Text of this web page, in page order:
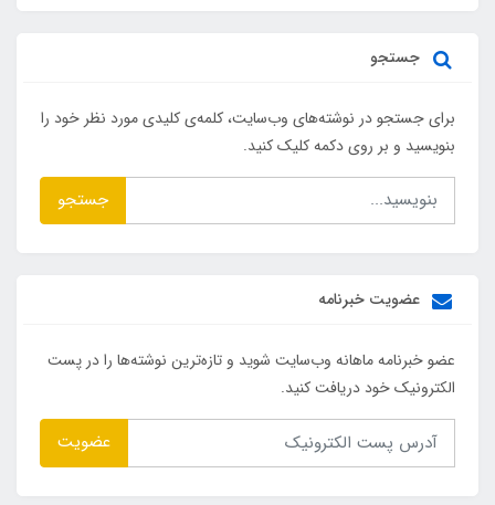
جستجو
برای جستجو در نوشته‌های وب‌سایت، کلمه‌ی کلیدی مورد نظر خود را
بنویسید و بر روی دکمه کلیک کنید.
جستجو
عضویت خبرنامه
عضو خبرنامه ماهانه وب‌سایت شوید و تازه‌ترین نوشته‌ها را در پست
الکترونیک خود دریافت کنید.
عضویت